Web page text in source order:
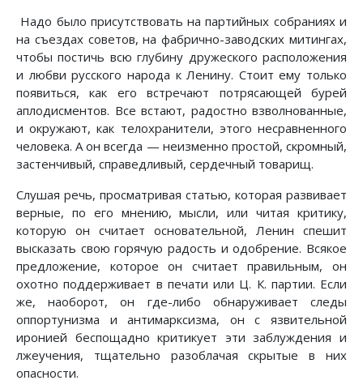
Надо было присутствовать на партийных собраниях и
на съездах советов, на фабрично-заводских митингах,
чтобы постичь всю глубину дружеского расположения
и любви русского народа к Ленину. Стоит ему только
появиться, как его встречают потрясающей бурей
аплодисментов. Все встают, радостно взволнованные,
и окружают, как телохранители, этого несравненного
человека. А он всегда — неизменно простой, скромный,
застенчивый, справедливый, сердечный товарищ.
Слушая речь, просматривая статью, которая развивает
верные, по его мнению, мысли, или читая критику,
которую он считает основательной, Ленин спешит
высказать свою горячую радость и одобрение. Всякое
предложение, которое он считает правильным, он
охотно поддерживает в печати или Ц. К. партии. Если
же, наоборот, он где-либо обнаруживает следы
оппортунизма и антимарксизма, он с язвительной
иронией беспощадно критикует эти заблуждения и
лжеучения, тщательно разоблачая скрытые в них
опасности.